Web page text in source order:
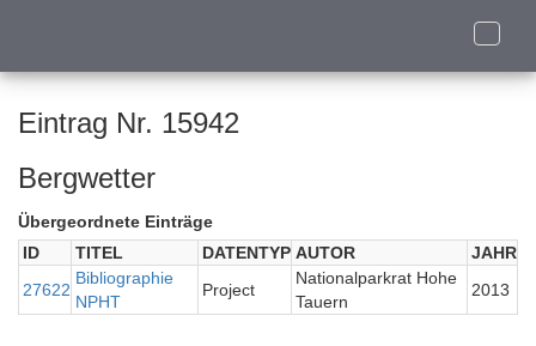
Toggle
Eintrag Nr. 15942
Bergwetter
Übergeordnete Einträge
ID
TITEL DATENTYP AUTOR
JAHR
27622
Bibliographie
NPHT
Project
Nationalparkrat Hohe
Tauern
2013